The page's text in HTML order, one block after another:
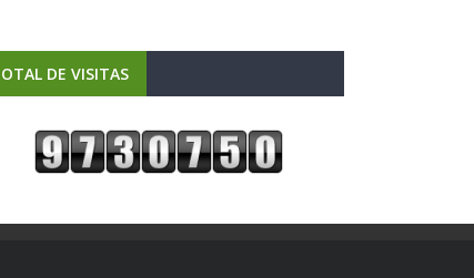
DE VISITAS